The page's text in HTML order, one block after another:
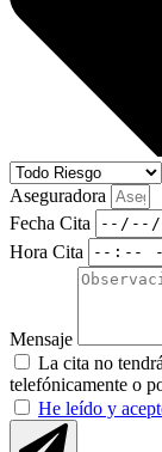
Aseguradora
Fecha Cita
Hora Cita
Mensaje
La cita no
telefónicamente o
He leído y